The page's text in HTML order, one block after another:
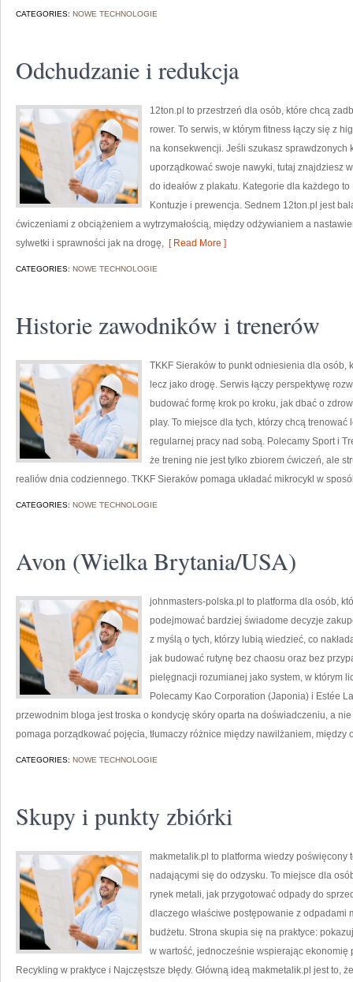
CATEGORIES: NOWE TECHNOLOGIE
Odchudzanie i redukcja
12ton.pl to przestrzeń dla osób, które chcą
rower. To serwis, w którym fitness łączy się z
na konsekwencji. Jeśli szukasz sprawdzonych
uporządkować swoje nawyki, tutaj znajdziesz
do ideałów z plakatu. Kategorie dla każdego
Kontuzje i prewencja. Sednem 12ton.pl jest
ćwiczeniami z obciążeniem a wytrzymałością, między odżywianiem a
sylwetki i sprawności jak na drogę, [ Read More ]
CATEGORIES: NOWE TECHNOLOGIE
Historie zawodników i trenerów
TKKF Sieraków to punkt odniesienia dla osób,
lecz jako drogę. Serwis łączy perspektywę
budować formę krok po kroku, jak dbać o
play. To miejsce dla tych, którzy chcą
regularnej pracy nad sobą. Polecamy Sport i
że trening nie jest tylko zbiorem ćwiczeń, ale
realiów dnia codziennego. TKKF Sieraków pomaga układać mikrocykl w
CATEGORIES: NOWE TECHNOLOGIE
Avon (Wielka Brytania/USA)
johnmasters-polska.pl to platforma dla osób,
podejmować bardziej świadome decyzje
z myślą o tych, którzy lubią wiedzieć, co
jak budować rutynę bez chaosu oraz bez
pielęgnacji rozumianej jako system, w którym
Polecamy Kao Corporation (Japonia) i Estée
przewodnim bloga jest troska o kondycję skóry oparta na doświadczeniu, a
pomaga porządkować pojęcia, tłumaczy różnice między nawilżaniem, między
CATEGORIES: NOWE TECHNOLOGIE
Skupy i punkty zbiórki
makmetalik.pl to platforma wiedzy poświęcony
nadającymi się do odzysku. To miejsce dla
rynek metali, jak przygotować odpady do
dlaczego właściwe postępowanie z odpadami
budżetu. Strona skupia się na praktyce:
w wartość, jednocześnie wspierając
Recykling w praktyce i Najczęstsze błędy. Główną ideą makmetalik.pl jest to,